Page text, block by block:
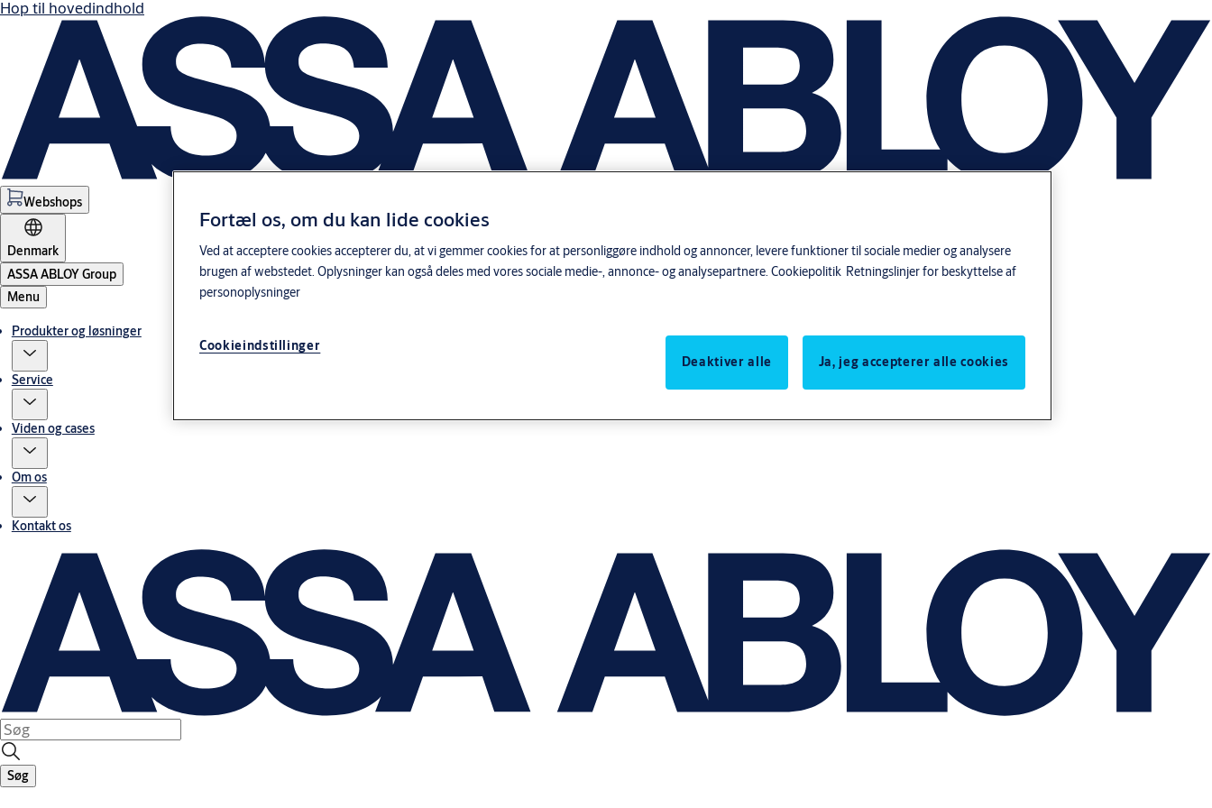
Hop til hovedindhold
Webshops
Denmark
ASSA ABLOY Group
Menu
Produkter og løsninger
Service
Viden og cases
Om os
Kontakt os
Søg
Fortæl os, om du kan lide cookies
Ved at acceptere cookies accepterer du, at vi gemmer cookies for at personliggøre indhold og annoncer, levere funktioner til sociale medier og analysere
brugen af webstedet. Oplysninger kan også deles med vores sociale medie-, annonce- og analysepartnere. Cookiepolitik Retningslinjer for beskyttelse af
personoplysninger
Cookieindstillinger
Deaktiver alle
Ja, jeg accepterer alle cookies